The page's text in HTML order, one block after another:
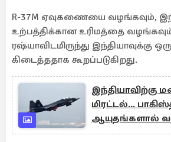
R-37M ஏவுகணையை வழங்கவும்,
உற்பத்திக்கான உரிமத்தை
ரஷ்யாவிடமிருந்து இந்தியாவுக்கு
கிடைத்ததாக கூறப்படுகிறது.
இந்தியாவிற்கு
மிரட்டல்...
ஆயுதங்களால்
சீனா